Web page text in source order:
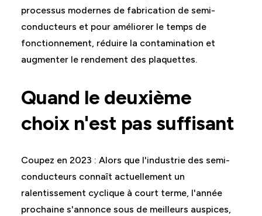
processus modernes de fabrication de semi-
conducteurs et pour améliorer le temps de
fonctionnement, réduire la contamination et
augmenter le rendement des plaquettes.
Quand le deuxième
choix n'est pas suffisant
Coupez en 2023 : Alors que l'industrie des semi-
conducteurs connaît actuellement un
ralentissement cyclique à court terme, l'année
prochaine s'annonce sous de meilleurs auspices,